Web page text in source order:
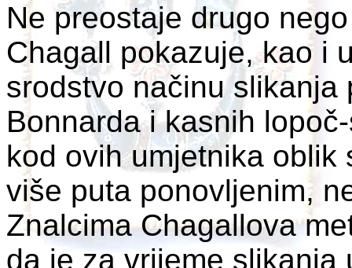
Ne preostaje drugo
Chagall pokazuje, kao i
srodstvo načinu slikanja
Bonnarda i kasnih
kod ovih umjetnika
više puta ponovljenim,
Znalcima Chagallova
da je za vrijeme